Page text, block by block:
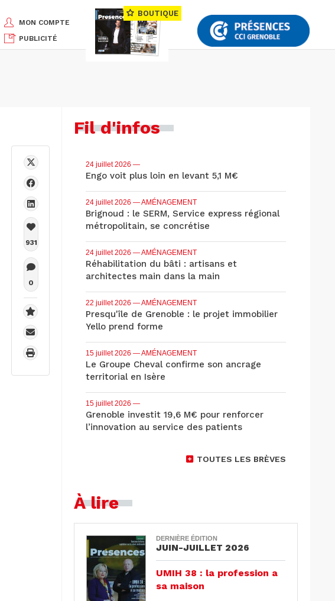
MON COMPTE
PUBLICITÉ
BOUTIQUE
931
0
Fil d'infos
24 juillet 2026 —
Engo voit plus loin en levant 5,1 M€
24 juillet 2026 — AMÉNAGEMENT
Brignoud : le SERM, Service express régional
métropolitain, se concrétise
24 juillet 2026 — AMÉNAGEMENT
Réhabilitation du bâti : artisans et
architectes main dans la main
22 juillet 2026 — AMÉNAGEMENT
Presqu'île de Grenoble : le projet immobilier
Yello prend forme
15 juillet 2026 — AMÉNAGEMENT
Le Groupe Cheval confirme son ancrage
territorial en Isère
15 juillet 2026 —
Grenoble investit 19,6 M€ pour renforcer
l’innovation au service des patients
TOUTES LES BRÈVES
À lire
DERNIÈRE ÉDITION
JUIN-JUILLET 2026
UMIH 38 : la profession a
sa maison